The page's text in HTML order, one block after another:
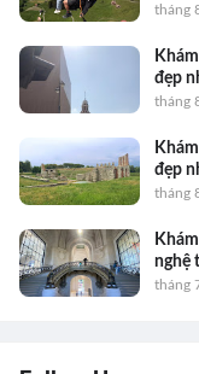
tháng
đẹp
tháng
đẹp
tháng
nghệ
tháng